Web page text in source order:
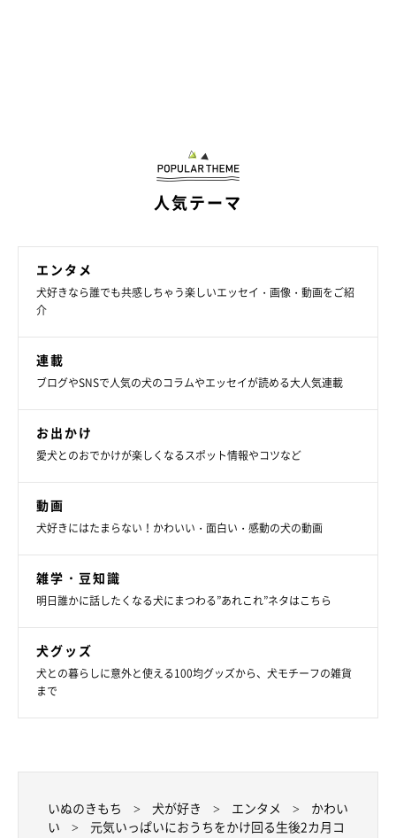
お散歩中、かわいがってくれる近所の方のところで一休み中のユキくん
@Yukikun20201004
そんなユキくんは、飼い主さんにとってどのような存在なのか、
人気テーマ
エンタメ
犬好きなら誰でも共感しちゃう楽しいエッセイ・画像・動画をご紹
介
連載
ブログやSNSで人気の犬のコラムやエッセイが読める大人気連載
お出かけ
愛犬とのおでかけが楽しくなるスポット情報やコツなど
動画
犬好きにはたまらない！かわいい・面白い・感動の犬の動画
雑学・豆知識
明日誰かに話したくなる犬にまつわる”あれこれ”ネタはこちら
犬グッズ
犬との暮らしに意外と使える100均グッズから、犬モチーフの雑貨
まで
いぬのきもち 犬が好き エンタメ
かわい
い
元気いっぱいにおうちをかけ回る生後2カ月コ